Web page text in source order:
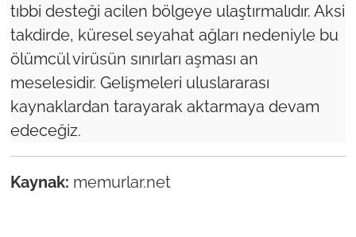
tıbbi desteği acilen bölgeye ulaştırmalıdır. Aksi
takdirde, küresel seyahat ağları nedeniyle bu
ölümcül virüsün sınırları aşması an
meselesidir. Gelişmeleri uluslararası
kaynaklardan tarayarak aktarmaya devam
edeceğiz.
Kaynak: memurlar.net